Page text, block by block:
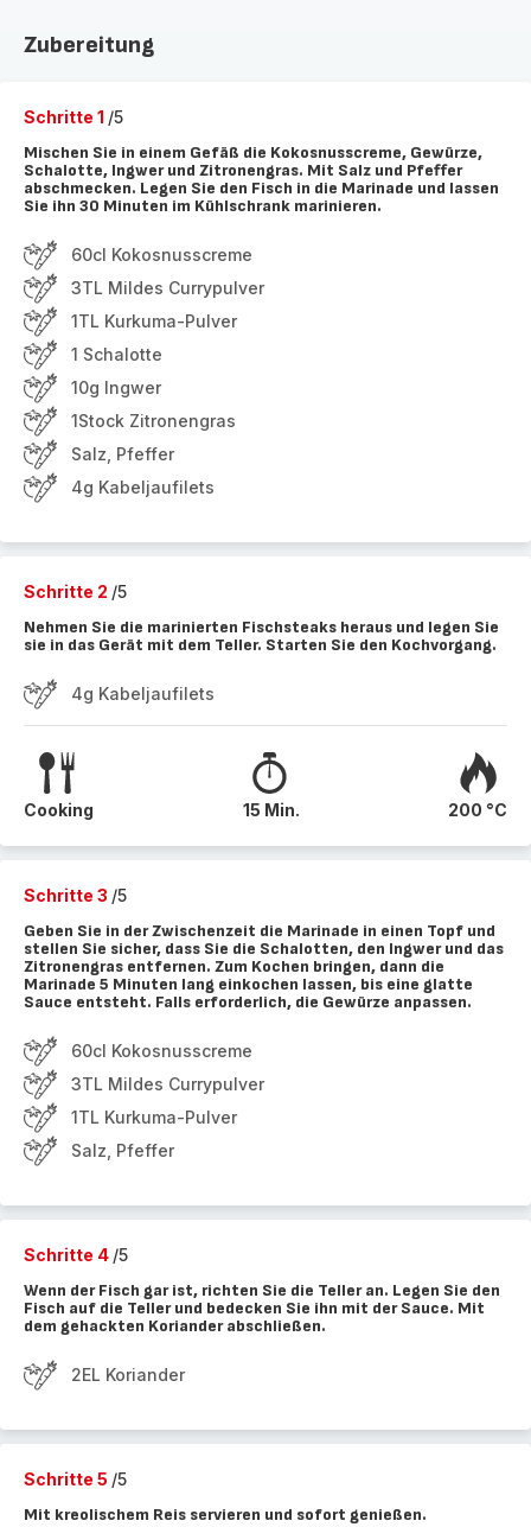
Zubereitung
Schritte 1 /5
Mischen Sie in einem Gefäß die Kokosnusscreme, Gewürze,
Schalotte, Ingwer und Zitronengras. Mit Salz und Pfeffer
abschmecken. Legen Sie den Fisch in die Marinade und lassen
Sie ihn 30 Minuten im Kühlschrank marinieren.
60cl Kokosnusscreme
3TL Mildes Currypulver
1TL Kurkuma-Pulver
1 Schalotte
10g Ingwer
1Stock Zitronengras
Salz, Pfeffer
4g Kabeljaufilets
Schritte 2 /5
Nehmen Sie die marinierten Fischsteaks heraus und legen Sie
sie in das Gerät mit dem Teller. Starten Sie den Kochvorgang.
4g Kabeljaufilets
Cooking 15 Min. 200 °C
Schritte 3 /5
Geben Sie in der Zwischenzeit die Marinade in einen Topf und
stellen Sie sicher, dass Sie die Schalotten, den Ingwer und das
Zitronengras entfernen. Zum Kochen bringen, dann die
Marinade 5 Minuten lang einkochen lassen, bis eine glatte
Sauce entsteht. Falls erforderlich, die Gewürze anpassen.
60cl Kokosnusscreme
3TL Mildes Currypulver
1TL Kurkuma-Pulver
Salz, Pfeffer
Schritte 4 /5
Wenn der Fisch gar ist, richten Sie die Teller an. Legen Sie den
Fisch auf die Teller und bedecken Sie ihn mit der Sauce. Mit
dem gehackten Koriander abschließen.
2EL Koriander
Schritte 5 /5
Mit kreolischem Reis servieren und sofort genießen.